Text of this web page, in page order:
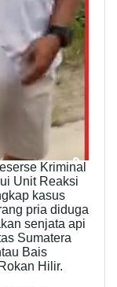
Kriminal
Unit Reaksi
kasus
pria diduga
senjata api
Sumatera
Bais
Hilir.